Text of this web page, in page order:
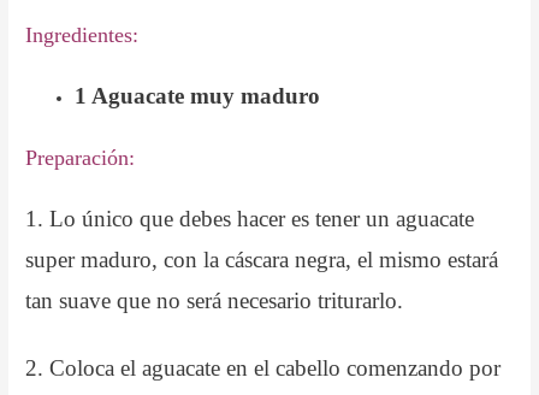
Ingredientes:
1 Aguacate muy maduro
Preparación:
1. Lo único que debes hacer es tener un aguacate
super maduro, con la cáscara negra, el mismo estará
tan suave que no será necesario triturarlo.
2. Coloca el aguacate en el cabello comenzando por